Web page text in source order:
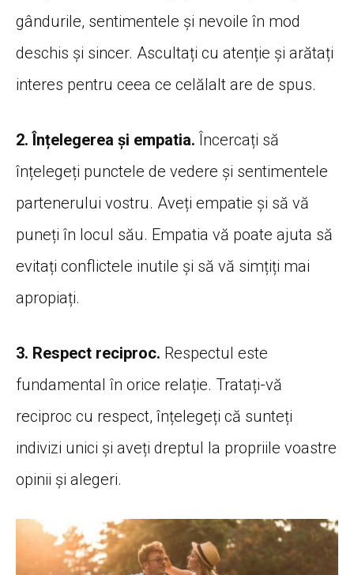
gândurile, sentimentele și nevoile în mod
deschis și sincer. Ascultați cu atenție și arătați
interes pentru ceea ce celălalt are de spus.
2. Înțelegerea și empatia. Încercați să
înțelegeți punctele de vedere și sentimentele
partenerului vostru. Aveți empatie și să vă
puneți în locul său. Empatia vă poate ajuta să
evitați conflictele inutile și să vă simțiți mai
apropiați.
3. Respect reciproc. Respectul este
fundamental în orice relație. Tratați-vă
reciproc cu respect, înțelegeți că sunteți
indivizi unici și aveți dreptul la propriile voastre
opinii și alegeri.